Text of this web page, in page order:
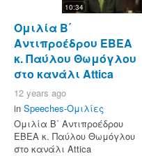
10:34
Ομιλία Β΄
Αντιπροέδρου ΕΒΕΑ
κ. Παύλου Θωμόγλου
στο κανάλι Attica
12 years ago
in Speeches-Ομιλίες
Ομιλία Β΄ Αντιπροέδρου
ΕΒΕΑ κ. Παύλου Θωμόγλου
στο κανάλι Attica